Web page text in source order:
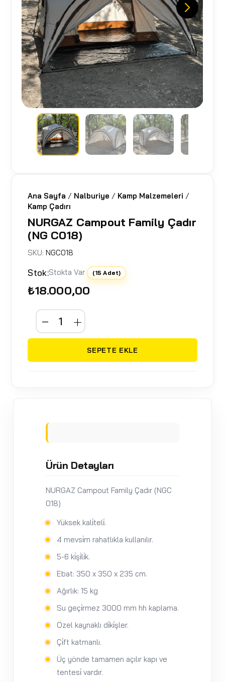
Ana Sayfa / Nalburiye / Kamp Malzemeleri /
Kamp Çadırı
NURGAZ Campout Family Çadır
(NG C018)
SKU:NGC018
Stok:Stokta Var (15 Adet)
₺18.000,00
SEPETE EKLE
Ürün Detayları
NURGAZ Campout Family Çadır (NGC
018)
Yüksek kali̇teli̇.
4 mevsi̇m rahatlıkla kullanılır.
5-6 ki̇şi̇li̇k.
Ebat: 350 x 350 x 235 cm.
Ağırlık: 15 kg
Su geçi̇rmez 3000 mm hh kaplama.
Özel kaynaklı di̇ki̇şler.
Çi̇ft katmanlı.
Üç yönde tamamen açılır kapı ve
tentesi̇ vardır.